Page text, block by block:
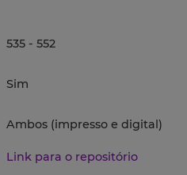
535 - 552
Sim
Ambos (impresso e digital)
Link para o repositório